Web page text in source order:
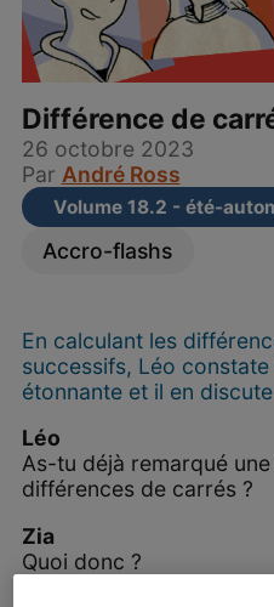
Différence de
26 octobre 2023
Par André Ross
Volume 18.2 - été-
Accro-flashs
En calculant les
successifs, Léo
étonnante et il en
Léo
As-tu déjà remarqué
différences de carrés ?
Zia
Quoi donc ?